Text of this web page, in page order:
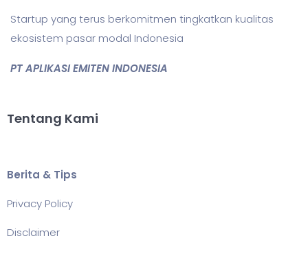
Startup yang terus berkomitmen tingkatkan kualitas
ekosistem pasar modal Indonesia
PT APLIKASI EMITEN INDONESIA
Tentang Kami
Berita & Tips
Privacy Policy
Disclaimer